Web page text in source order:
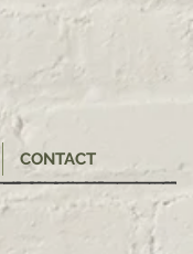
CONTACT